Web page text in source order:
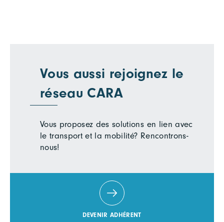
Vous aussi rejoignez le
réseau CARA
Vous proposez des solutions en lien avec
le transport et la mobilité? Rencontrons-
nous!
DEVENIR ADHÉRENT